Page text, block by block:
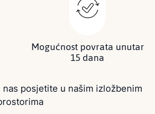
Mogućnost povrata unutar
15 dana
posjetite u našim izložbenim